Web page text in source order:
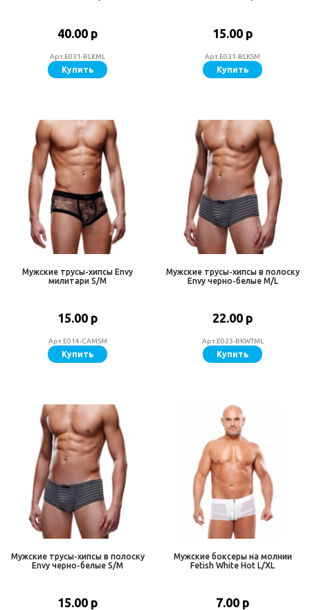
40.00 р
Арт.E031-BLKML
Купить
15.00 р
Арт.E031-BLKSM
Купить
Мужские трусы-хипсы Envy
милитари S/M
15.00 р
Арт.E014-CAMSM
Купить
Мужские трусы-хипсы в полоску
Envy черно-белые M/L
22.00 р
Арт.E023-BKWTML
Купить
Мужские трусы-хипсы в полоску
Envy черно-белые S/M
15.00 р
Мужские боксеры на молнии
Fetish White Hot L/XL
7.00 р